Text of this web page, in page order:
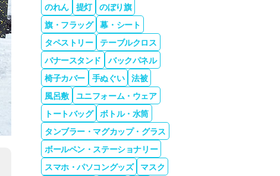
のれん 提灯
のぼり旗
旗・フラッグ 幕・シート
タペストリー
テーブルクロス
バナースタンド
バックパネル
椅子カバー
手ぬぐい 法被
風呂敷
ユニフォーム・ウェア
トートバッグ ボトル・水筒
タンブラー・マグカップ・グラス
ボールペン・ステーショナリー
スマホ・パソコングッズ
マスク